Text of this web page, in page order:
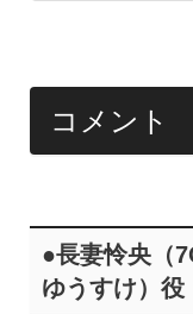
コメント
●長妻怜央（
ゆうすけ）役